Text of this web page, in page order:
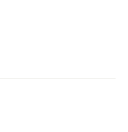
～の勤務可能と、ご自身の都合に
も安心できるような丁寧な教育
でも安心！